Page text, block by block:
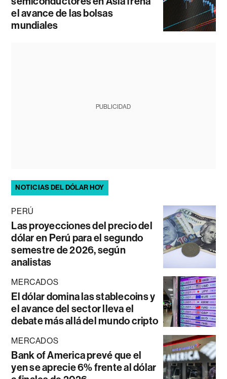
el avance de las bolsas
mundiales
PUBLICIDAD
NOTICIAS DEL DÓLAR HOY
PERÚ
Las proyecciones del precio del
dólar en Perú para el segundo
semestre de 2026, según
analistas
MERCADOS
El dólar domina las stablecoins y
el avance del sector lleva el
debate más allá del mundo cripto
MERCADOS
Bank of America prevé que el
yen se aprecie 6% frente al dólar